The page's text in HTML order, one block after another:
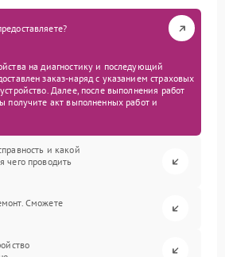
на диагностику и последующий
заказ-наряд с указанием страховых
Далее, после выполнения работ
получите акт выполненных работ и
и какой
чего проводить
Сможете